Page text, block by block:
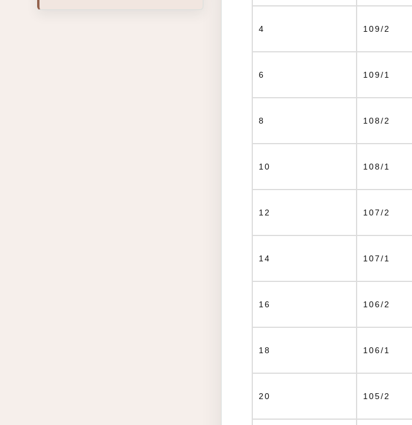
4 109/2
6 109/1
8 108/2
10 108/1
12 107/2
14 107/1
16 106/2
18 106/1
20 105/2